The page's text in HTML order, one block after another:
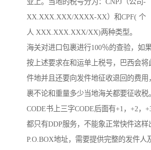
业上。当地的税号分为：CNPJ（公司-
XX.XXX.XXX/XXXX-XX）和CPF( 个
人 XXX.XXX.XXX/XX)两种类型。
海关对进口包裹进行100％的查验，如
按上述要求在和运单上税号，巴西会将
件地并且还要向发件地征收退回的费用
裹不论和重量多少当地海关都要征收税。
CODE书上三字CODE后面有+1，+2，
都只有DDP服务，不能象正常快件这样
P.O.BOX地址，需要提供完整的发件人